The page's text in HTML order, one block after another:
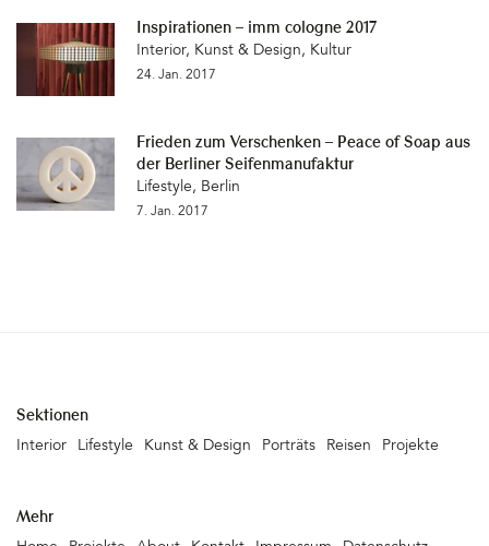
Inspirationen – imm cologne 2017
Interior, Kunst & Design, Kultur
24. Jan. 2017
Frieden zum Verschenken – Peace of Soap aus
der Berliner Seifenmanufaktur
Lifestyle, Berlin
7. Jan. 2017
Sektionen
Interior Lifestyle Kunst & Design Porträts Reisen Projekte
Mehr